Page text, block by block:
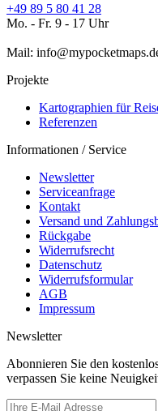
+49 89 5 80 41 28
Mo. - Fr. 9 - 17 Uhr
Mail:
Projekte
Kartographien für
Referenzen
Informationen / Service
Newsletter
Serviceanfrage
Kontakt
Versand und
Rückgabe
Widerrufsrecht
Datenschutz
Widerrufsformular
AGB
Impressum
Newsletter
Abonnieren Sie den
verpassen Sie keine